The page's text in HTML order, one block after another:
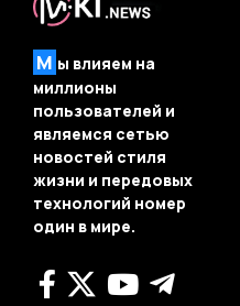
М ы влияем на
миллионы
пользователей и
являемся сетью
новостей стиля
жизни и передовых
технологий номер
один в мире.